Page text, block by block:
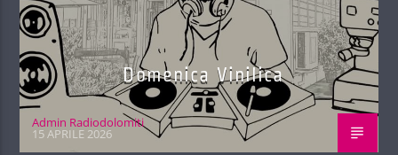
Domenica Vinilica
Admin Radiodolomiti
15 APRILE 2026